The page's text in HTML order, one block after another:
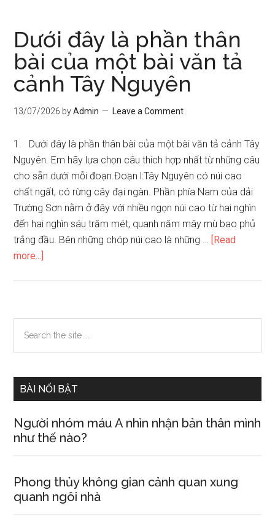
Dưới đây là phần thân
bài của một bài văn tả
cảnh Tây Nguyên
13/07/2026 byAdmin Leave a Comment
1. Dưới đây là phần thân bài của một bài văn tả cảnh Tây
Nguyên. Em hãy lựa chọn câu thích hợp nhất từ những câu
cho sẵn dưới mỗi đoạn.Đoạn l:Tây Nguyên có núi cao
chất ngất, có rừng cây đại ngàn. Phần phía Nam của dải
Trường Sơn nằm ở đây với nhiều ngọn núi cao từ hai nghìn
đến hai nghìn sáu trăm mét, quanh năm mây mù bao phủ
trắng đầu. Bên những chóp núi cao là những … [Read
more...]
phần
thân
bài
một
bài
tả
cảnh
Nguyên
Primary
Sidebar
the
BÀI NỔI BẬT
Người nhóm máu A nhìn nhận bản thân mình
như thế nào?
Phong thủy không gian cảnh quan xung
quanh ngôi nhà